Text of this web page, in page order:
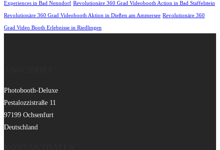
Experiences in Bad Nenndorf Revolutionäre 360 Grad Videobooth Action in Bad Staffelstein
Revolutionäre 360 Grad Videobooth Aktion in Dießen am Ammersee Revolutionäre 360
Grad Video Booth Erlebnisse in Riedlingen
Photobooth-Deluxe
Pestalozzistraße 11
97199 Ochsenfurt
Deutschland